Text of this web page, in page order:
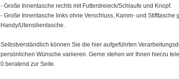
- Große Innentasche rechts mit Futterdreieck/Schlaufe und Knopf.
- Große Innentasche links ohne Verschluss, Kamm- und Stifttasche
Handy/Utensilientasche.
Selbstverständlich können Sie die hier aufgeführten
persönlichen Wünsche variieren. Gerne stehen wir Ihnen hierzu
0 beratend zur Seite.